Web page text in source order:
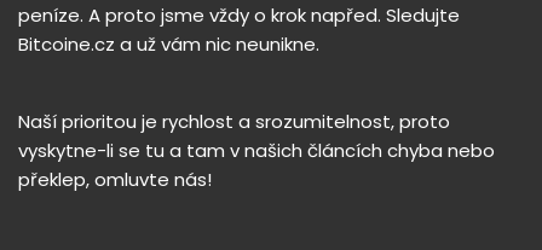
peníze. A proto jsme vždy o krok napřed. Sledujte
Bitcoine.cz a už vám nic neunikne.
Naší prioritou je rychlost a srozumitelnost, proto
vyskytne-li se tu a tam v našich článcích chyba nebo
překlep, omluvte nás!